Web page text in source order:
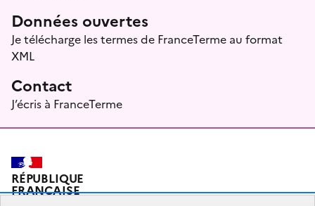
Données ouvertes
Je télécharge les termes de FranceTerme au format
XML
Contact
J’écris à FranceTerme
RÉPUBLIQUE
FRANÇAISE